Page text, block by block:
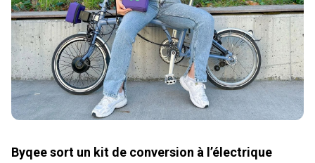
Byqee sort un kit de conversion à l’électrique